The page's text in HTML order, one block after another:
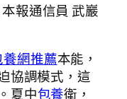
報通信員 武巖
養網推薦本能，
協調模式，這
夏中包養衛，